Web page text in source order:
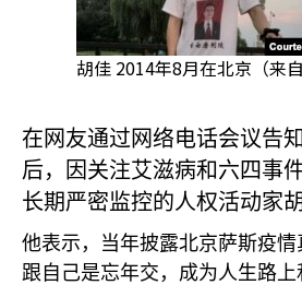
胡佳 2014年8月在北京（来
在网友通过网络电话会议告
后，因关注艾滋病和六四事
长期严密监控的人权活动家
他表示，当年披露北京萨斯疫
跟自己是忘年交，成为人生路